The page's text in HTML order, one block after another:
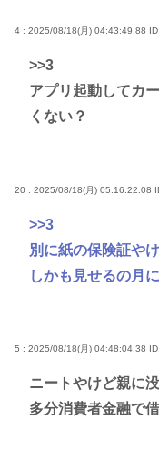
4 : 2025/08/18(月) 04:43:49.88
>>3
アプリ起動してカ
くない？
20 : 2025/08/18(月) 05:16:22.08
>>3
別に紙の保険証や
しかも見せるの月
5 : 2025/08/18(月) 04:48:04.38
ニートやけど親に
多分消費者金融で